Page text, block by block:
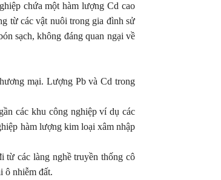
chứa một hàm lượng Cd cao
từ các vật nuôi trong gia đình sử
sạch, không đáng quan ngại về
mại. Lượng Pb và Cd trong
các khu công nghiệp ví dụ các
hàm lượng kim loại xâm nhập
từ các làng nghề truyền thống cô
ô nhiễm đất.
TÁO NINH THUẬN PHẢN
SỬ DỤNG SẢN PHẨM SINH